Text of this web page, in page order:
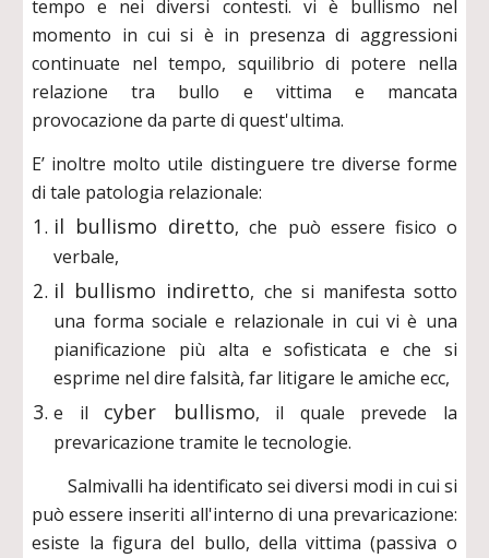
tempo e nei diversi contesti. vi è bullismo nel
momento in cui si è in presenza di aggressioni
continuate nel tempo, squilibrio di potere nella
relazione tra bullo e vittima e mancata
provocazione da parte di quest'ultima.
E’ inoltre molto utile distinguere tre diverse forme
di tale patologia relazionale:
il bullismo diretto, che può essere fisico o
verbale,
il bullismo indiretto, che si manifesta sotto
una forma sociale e relazionale in cui vi è una
pianificazione più alta e sofisticata e che si
esprime nel dire falsità, far litigare le amiche ecc,
e il cyber bullismo, il quale prevede la
prevaricazione tramite le tecnologie.
Salmivalli ha identificato sei diversi modi in cui si
può essere inseriti all'interno di una prevaricazione:
esiste la figura del bullo, della vittima (passiva o